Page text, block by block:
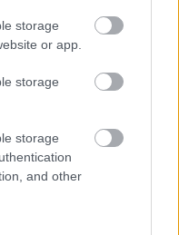
storage
or app.
storage
storage
and other
adatvédelmi